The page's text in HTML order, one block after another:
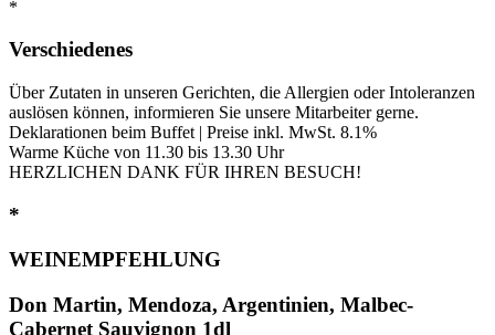
*
Verschiedenes
Über Zutaten in unseren Gerichten, die Allergien oder Intoleranzen
auslösen können, informieren Sie unsere Mitarbeiter gerne.
Deklarationen beim Buffet | Preise inkl. MwSt. 8.1%
Warme Küche von 11.30 bis 13.30 Uhr
HERZLICHEN DANK FÜR IHREN BESUCH!
*
WEINEMPFEHLUNG
Don Martin, Mendoza, Argentinien, Malbec-
Cabernet Sauvignon 1dl